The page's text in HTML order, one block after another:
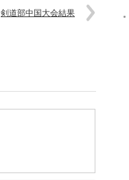
剣道部中国大会結果